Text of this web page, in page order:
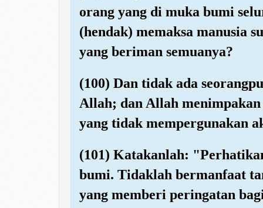
orang yang di muka bumi
(hendak) memaksa manusia
yang beriman semuanya?
(100) Dan tidak ada
Allah; dan Allah
yang tidak mempergunakan
(101) Katakanlah:
bumi. Tidaklah bermanfaat
yang memberi peringatan